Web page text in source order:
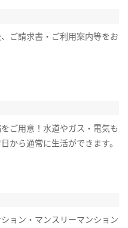
ご請求書・ご利用案内等をお
ご用意！水道やガス・電気も
から通常に生活ができます。
ョン・マンスリーマンション